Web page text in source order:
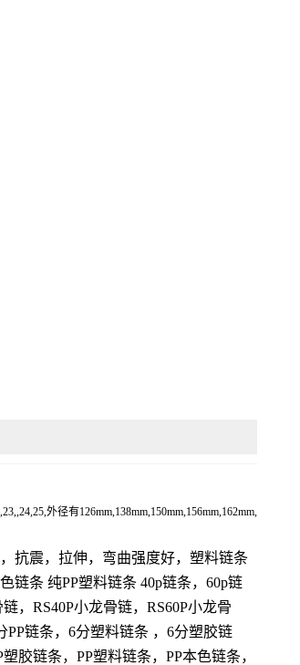
外径有126mm,138mm,150mm,156mm,162mm,
抗震，拉伸，弯曲强度好，塑料链条
链条 纯PP塑料链条 40p链条，60p链
，RS40P小龙骨链，RS60P小龙骨
PP链条，6分塑料链条 ，6分塑胶链
胶链条，PP塑料链条，PP本色链条，